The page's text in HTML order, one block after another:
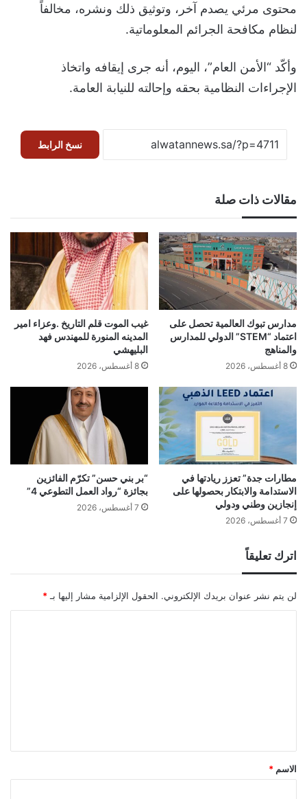
محتوى مرئي يصدم آخر، وتوثيق ذلك ونشره، مخالفاً
لنظام مكافحة الجرائم المعلوماتية.
وأكّد “الأمن العام”، اليوم، أنه جرى إيقافه واتخاذ
الإجراءات النظامية بحقه وإحالته للنيابة العامة.
نسخ الرابط
مقالات ذات صلة
مدارس تبوك العالمية تحصل على
اعتماد “STEM” الدولي للمدارس
والمناهج
8 أغسطس، 2026
غيب الموت قلم التاريخ .وعزاء امير
المدينه المنورة للمهندس فهد
البليهشي
8 أغسطس، 2026
مطارات جدة” تعزز ريادتها في
الاستدامة والابتكار بحصولها على
إنجازين وطني ودولي
7 أغسطس، 2026
“بر بني حسن” تكرّم الفائزين
بجائزة “رواد العمل التطوعي 4”
7 أغسطس، 2026
اترك تعليقاً
لن يتم نشر عنوان بريدك الإلكتروني. الحقول الإلزامية مشار إليها بـ*
*
الاسم *